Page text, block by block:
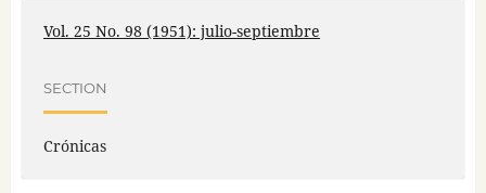
Vol. 25 No. 98 (1951): julio-septiembre
SECTION
Crónicas